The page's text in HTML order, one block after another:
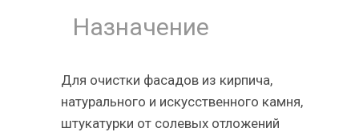
Назначение
Для очистки фасадов из кирпича,
натурального и искусственного камня,
штукатурки от солевых отложений